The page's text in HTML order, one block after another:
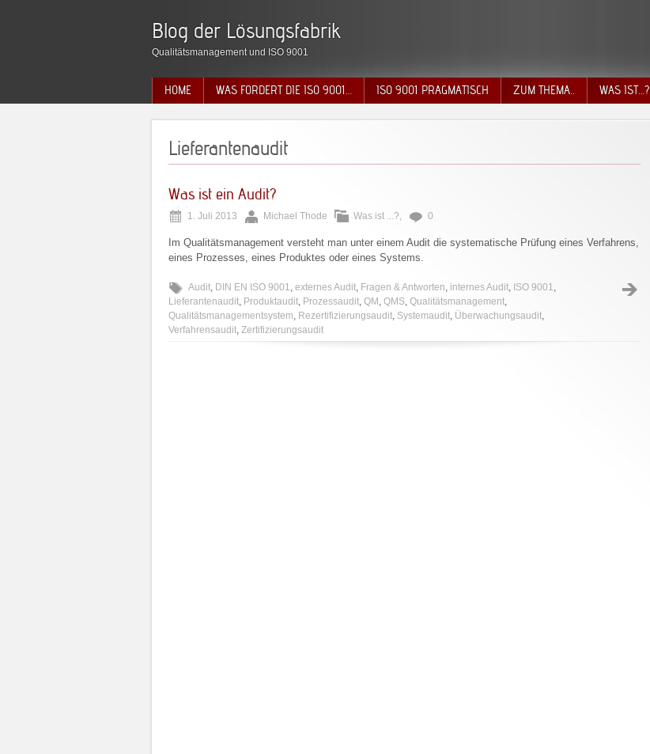
Blog der Lösungsfabrik
Qualitätsmanagement und ISO 9001
HOME WAS FORDERT DIE ISO 9001… ISO 9001 PRAGMATISCH ZUM THEMA.. WAS IST…?
Lieferantenaudit
Was ist ein Audit?
1. Juli 2013 Michael Thode Was ist ...?, 0
Im Qualitätsmanagement versteht man unter einem Audit die systematische Prüfung eines Verfahrens,
eines Prozesses, eines Produktes oder eines Systems.
Audit, DIN EN ISO 9001, externes Audit, Fragen & Antworten, internes Audit, ISO 9001,
Lieferantenaudit, Produktaudit, Prozessaudit, QM , QMS, Qualitätsmanagement,
Qualitätsmanagementsystem, Rezertifizierungsaudit, Systemaudit, Überwachungsaudit,
Verfahrensaudit, Zertifizierungsaudit